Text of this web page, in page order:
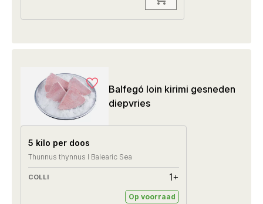
Balfegó loin kirimi gesneden
diepvries
5 kilo per doos
Thunnus thynnus I Balearic Sea
1+
Op voorraad